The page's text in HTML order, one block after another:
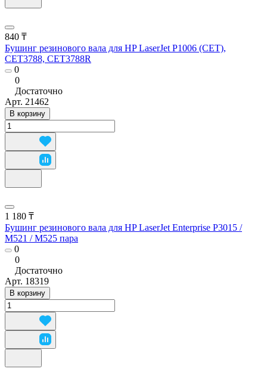
840 ₸
Бушинг резинового вала для HP LaserJet P1006 (CET),
CET3788, CET3788R
0
0
Достаточно
Арт. 21462
В корзину
1 180 ₸
Бушинг резинового вала для HP LaserJet Enterprise P3015 /
M521 / M525 пара
0
0
Достаточно
Арт. 18319
В корзину